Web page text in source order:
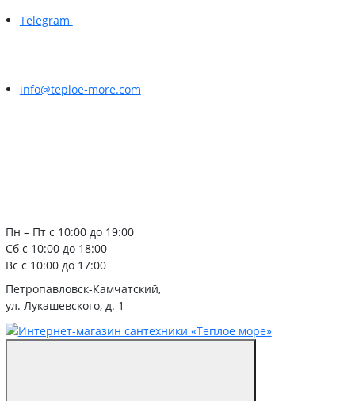
Telegram
info@teploe-more.com
Пн – Пт с 10:00 до 19:00
Сб с 10:00 до 18:00
Вс с 10:00 до 17:00
Петропавловск-Камчатский,
ул. Лукашевского, д. 1